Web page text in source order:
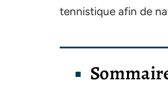
tennistique afin de